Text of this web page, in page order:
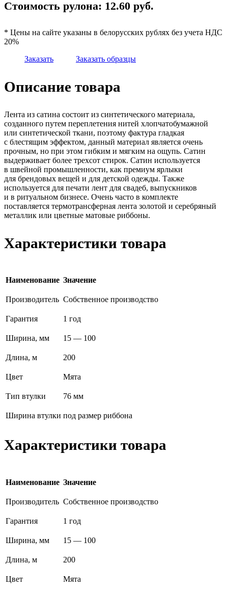
Стоимость рулона: 12.60 руб.
* Цены на сайте указаны в белорусских рублях без учета НДС
20%
Заказать
Заказать образцы
Описание товара
Лента из сатина состоит из синтетического материала,
созданного путем переплетения нитей хлопчатобумажной
или синтетической ткани, поэтому фактура гладкая
с блестящим эффектом, данный материал является очень
прочным, но при этом гибким и мягким на ощупь. Сатин
выдерживает более трехсот стирок. Сатин используется
в швейной промышленности, как премиум ярлыки
для брендовых вещей и для детской одежды. Также
используется для печати лент для свадеб, выпускников
и в ритуальном бизнесе. Очень часто в комплекте
поставляется термотрансферная лента золотой и серебряный
металлик или цветные матовые риббоны.
Характеристики товара
Наименование Значение
Производитель Собственное производство
Гарантия 1 год
Ширина, мм 15 — 100
Длина, м 200
Цвет Мята
Тип втулки 76 мм
Ширина втулки под размер риббона
Характеристики товара
Наименование Значение
Производитель Собственное производство
Гарантия 1 год
Ширина, мм 15 — 100
Длина, м 200
Цвет Мята